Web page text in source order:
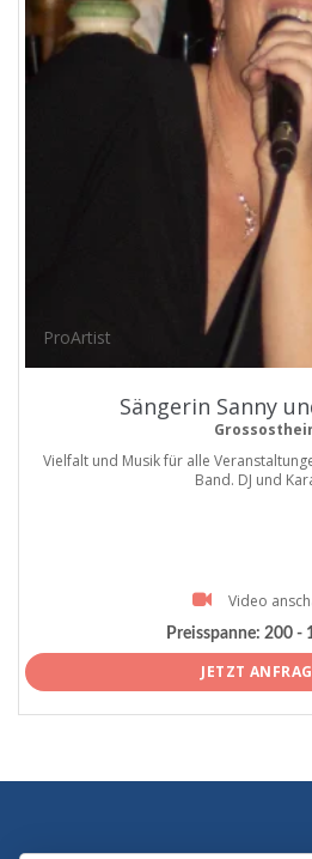
ProArtist
Sängerin Sanny
Vielfalt und Musik für alle
Band. DJ und
Video
Preisspanne: 200 -
JETZT